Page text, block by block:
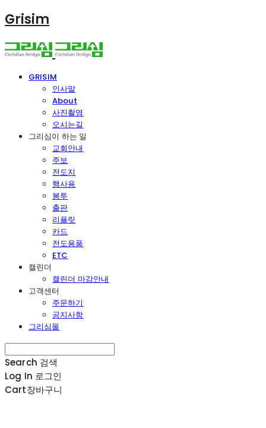
Grisim
GRISIM
인사말
About
사진촬영
오시는길
그리심이 하는 일
교회안내
주보
전도지
행사용
봉투
출판
리플릿
카드
전도용품
ETC
캘린더
캘린더 마감안내
고객센터
주문하기
공지사항
그리심몰
Search 검색
Log In 로그인
Cart장바구니